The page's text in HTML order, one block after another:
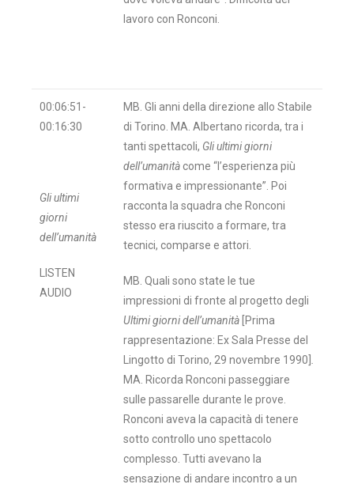
lavoro con Ronconi.
00:06:51-
00:16:30
Gli ultimi
giorni
dell’umanità
LISTEN
AUDIO
MB. Gli anni della direzione allo Stabile
di Torino. MA. Albertano ricorda, tra i
tanti spettacoli, Gli ultimi giorni
dell’umanità come “l’esperienza più
formativa e impressionante”. Poi
racconta la squadra che Ronconi
stesso era riuscito a formare, tra
tecnici, comparse e attori.
MB. Quali sono state le tue
impressioni di fronte al progetto degli
Ultimi giorni dell’umanità [Prima
rappresentazione: Ex Sala Presse del
Lingotto di Torino, 29 novembre 1990]
MA. Ricorda Ronconi passeggiare
sulle passarelle durante le prove.
Ronconi aveva la capacità di tenere
sotto controllo uno spettacolo
complesso. Tutti avevano la
sensazione di andare incontro a un